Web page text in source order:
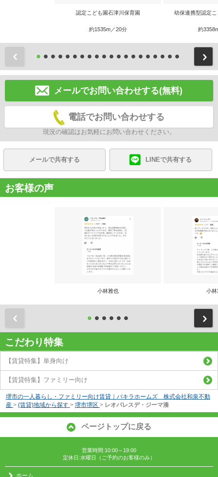
認定こども園石津川保育園
約1535m／20分
幼保連携型認定
約
メールでお問い合わせする(無料)
電話でお問い合わせする
現況の確認はお気軽にお問い合わせください。
メールで共有する LINEで共有する
お客様の声
小林雅也 小林
こだわり特集
【賃貸特集】単身向け
【賃貸特集】ファミリー向け
堺市の一人暮らし・ファミリー向け賃貸｜パキラホームズ 株式会社和泉不動
産 > (賃貸)地域から探す > 堺市堺区 > レオパレスデ・ジーマ湊
ページトップに戻る
営業時間:10:00～19:00
定休日:水曜日（ご予約のお客様のみ）